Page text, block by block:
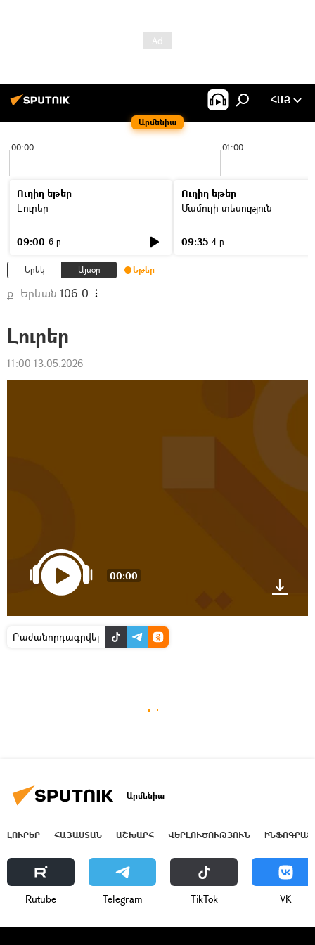
Արմենիա
ՀԱՅ
00:00 01:00
Ուղիղ եթեր
Լուրեր
09:00 6 ր
Ուղիղ եթեր
Մամուլի տեսություն
09:35 4 ր
Երեկ Այսօր Եթեր
ք. Երևան 106.0
Լուրեր
11:00 13.05.2026
00:00
Բաժանորդագրվել
Արմենիա
ԼՈՒՐԵՐ ՀԱՅԱՍՏԱՆ ԱՇԽԱՐՀ ՎԵՐԼՈՒԾՈՒԹՅՈՒՆ
Rutube Telegram ТikТоk VK